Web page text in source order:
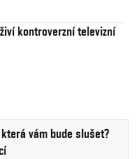
kontroverzní televizní
vám bude slušet?